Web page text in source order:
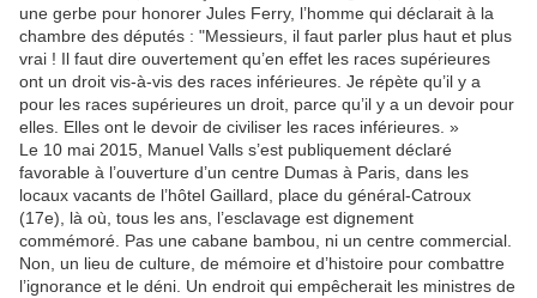
une gerbe pour honorer Jules Ferry, l’homme qui déclarait à la
chambre des députés : "Messieurs, il faut parler plus haut et plus
vrai ! Il faut dire ouvertement qu’en effet les races supérieures
ont un droit vis-à-vis des races inférieures. Je répète qu’il y a
pour les races supérieures un droit, parce qu’il y a un devoir pour
elles. Elles ont le devoir de civiliser les races inférieures. »
Le 10 mai 2015, Manuel Valls s’est publiquement déclaré
favorable à l’ouverture d’un centre Dumas à Paris, dans les
locaux vacants de l’hôtel Gaillard, place du général-Catroux
(17e), là où, tous les ans, l’esclavage est dignement
commémoré. Pas une cabane bambou, ni un centre commercial.
Non, un lieu de culture, de mémoire et d’histoire pour combattre
l’ignorance et le déni. Un endroit qui empêcherait les ministres de